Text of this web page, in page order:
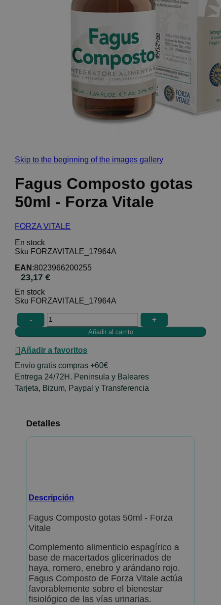
Skip to the beginning of the images gallery
Fagus Composto gotas
50ml - Forza Vitale
FORZA VITALE
En stock
FORZAVITALE_17964A
EAN :8023966200255
23,17 €
En stock
FORZAVITALE_17964A
- +
Añadir a favoritos
Envío gratis compras +60€
Entrega 24/72H. Peninsula y Baleares
Tarjeta, Bizum, Paypal y Transferencia
Detalles
Descripción
Fagus Composto gotas 50ml - Forza
Vitale
Complemento alimenticio espagírico a
base de macertados glicerinados de
haya, romero, enebro y arándano rojo.
Fagus Composto de Forza Vitale actúa
favorablemente sobre el bienestar
fisiológico de las vías urinarias.